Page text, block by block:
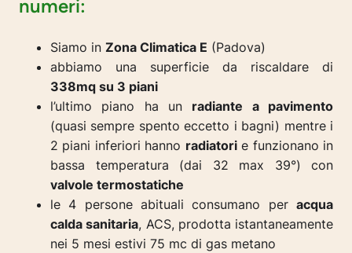
numeri:
Siamo in Zona Climatica E (Padova)
abbiamo una superficie da riscaldare di
338mq su 3 piani
l’ultimo piano ha un radiante a pavimento
(quasi sempre spento eccetto i bagni) mentre i
2 piani inferiori hanno radiatorie funzionano in
bassa temperatura (dai 32 max 39°) con
valvole termostatiche
le 4 persone abituali consumano per acqua
calda sanitaria, ACS, prodotta istantaneamente
nei 5 mesi estivi 75 mc di gas metano